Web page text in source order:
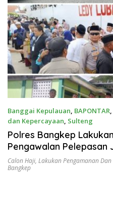
Banggai Kepulauan, BAPONTAR,
dan Kepercayaan, Sulteng
Mei 13, 2025
Polres Bangkep
Pengawalan Pelepasan
Calon Haji, Lakukan Pengamanan
Bangkep